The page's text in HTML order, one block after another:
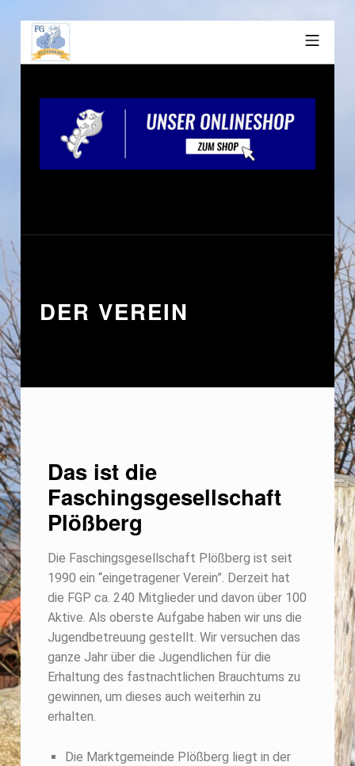
DER VEREIN
Das ist die
Faschingsgesellschaft
Plößberg
Die Faschingsgesellschaft Plößberg ist seit
1990 ein “eingetragener Verein”. Derzeit hat
die FGP ca. 240 Mitglieder und davon über 100
Aktive. Als oberste Aufgabe haben wir uns die
Jugendbetreuung gestellt. Wir versuchen das
ganze Jahr über die Jugendlichen für die
Erhaltung des fastnachtlichen Brauchtums zu
gewinnen, um dieses auch weiterhin zu
erhalten.
Die Marktgemeinde Plößberg liegt in der